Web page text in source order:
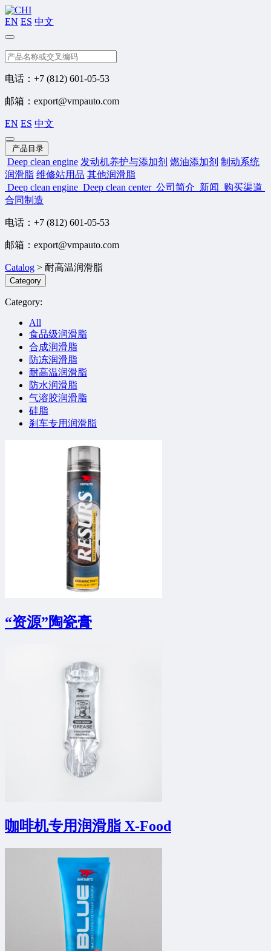
EN ES 中文
搜索
电话：+7 (812) 601-05-53
邮箱：export@vmpauto.com
EN ES 中文
产品目录
Deep clean engine 发动机养护与添加剂 燃油添加剂 制动系统
润滑脂 维修站用品 其他润滑脂
Deep clean engine Deep clean center 公司简介 新闻
购买渠道
合同制造
电话：+7 (812) 601-05-53
邮箱：export@vmpauto.com
Catalog > 耐高温润滑脂
Category
Category:
All
食品级润滑脂
合成润滑脂
防冻润滑脂
耐高温润滑脂
防水润滑脂
气溶胶润滑脂
硅脂
刹车专用润滑脂
“资源”陶瓷膏
咖啡机专用润滑脂 X-Food